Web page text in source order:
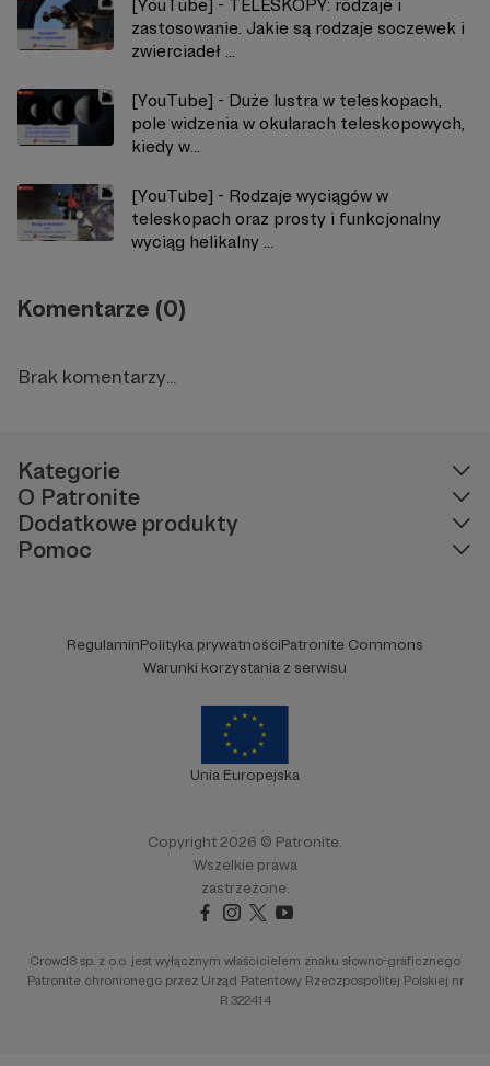
[YouTube] - TELESKOPY: rodzaje i
zastosowanie. Jakie są rodzaje soczewek i
zwierciadeł ...
[YouTube] - Duże lustra w teleskopach,
pole widzenia w okularach teleskopowych,
kiedy w...
[YouTube] - Rodzaje wyciągów w
teleskopach oraz prosty i funkcjonalny
wyciąg helikalny ...
Komentarze (0)
Brak komentarzy...
Kategorie
O Patronite
Dodatkowe produkty
Pomoc
RegulaminPolityka prywatnościPatronite Commons
Warunki korzystania z serwisu
Unia Europejska
Copyright 2026 © Patronite.
Wszelkie prawa
zastrzeżone.
Crowd8 sp. z o.o. jest wyłącznym właścicielem znaku słowno-graficznego
Patronite chronionego przez Urząd Patentowy Rzeczpospolitej Polskiej nr
R.322414